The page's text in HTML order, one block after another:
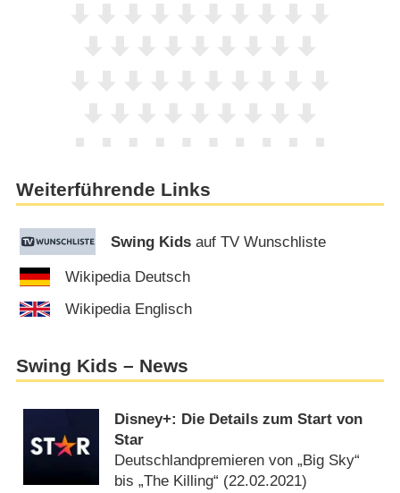
Weiterführende Links
Swing Kids auf TV Wunschliste
Wikipedia Deutsch
Wikipedia Englisch
Swing Kids – News
Disney+: Die Details zum Start von
Star
Deutschlandpremieren von „Big Sky“
bis „The Killing“ (22.02.2021)